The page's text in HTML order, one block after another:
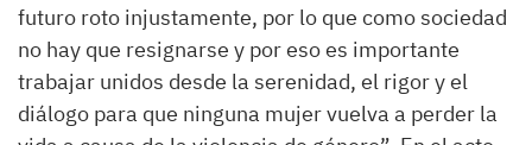
futuro roto injustamente, por lo que como sociedad
no hay que resignarse y por eso es importante
trabajar unidos desde la serenidad, el rigor y el
diálogo para que ninguna mujer vuelva a perder la